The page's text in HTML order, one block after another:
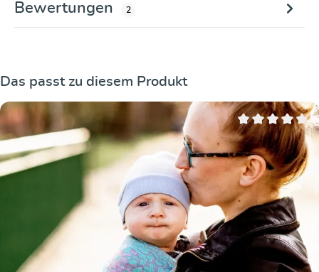
Bewertungen
2
Produktgalerie überspringen
Das passt zu diesem Produkt
Durchschnittliche